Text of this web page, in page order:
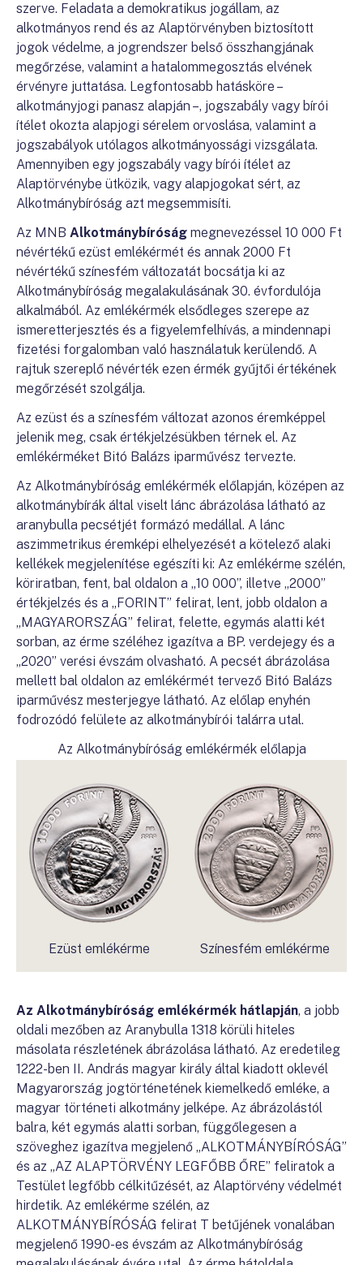
szerve. Feladata a demokratikus jogállam, az
alkotmányos rend és az Alaptörvényben biztosított
jogok védelme, a jogrendszer belső összhangjának
megőrzése, valamint a hatalommegosztás elvének
érvényre juttatása. Legfontosabb hatásköre –
alkotmányjogi panasz alapján –, jogszabály vagy bírói
ítélet okozta alapjogi sérelem orvoslása, valamint a
jogszabályok utólagos alkotmányossági vizsgálata.
Amennyiben egy jogszabály vagy bírói ítélet az
Alaptörvénybe ütközik, vagy alapjogokat sért, az
Alkotmánybíróság azt megsemmisíti.
Az MNB Alkotmánybíróság megnevezéssel 10 000 Ft
névértékű ezüst emlékérmét és annak 2000 Ft
névértékű színesfém változatát bocsátja ki az
Alkotmánybíróság megalakulásának 30. évfordulója
alkalmából. Az emlékérmék elsődleges szerepe az
ismeretterjesztés és a figyelemfelhívás, a mindennapi
fizetési forgalomban való használatuk kerülendő. A
rajtuk szereplő névérték ezen érmék gyűjtői értékének
megőrzését szolgálja.
Az ezüst és a színesfém változat azonos éremképpel
jelenik meg, csak értékjelzésükben térnek el. Az
emlékérméket Bitó Balázs iparművész tervezte.
Az Alkotmánybíróság emlékérmék előlapján, középen az
alkotmánybírák által viselt lánc ábrázolása látható az
aranybulla pecsétjét formázó medállal. A lánc
aszimmetrikus éremképi elhelyezését a kötelező alaki
kellékek megjelenítése egészíti ki: Az emlékérme szélén,
köriratban, fent, bal oldalon a „10 000”, illetve „2000”
értékjelzés és a „FORINT” felirat, lent, jobb oldalon a
„MAGYARORSZÁG” felirat, felette, egymás alatti két
sorban, az érme széléhez igazítva a BP. verdejegy és a
„2020” verési évszám olvasható. A pecsét ábrázolása
mellett bal oldalon az emlékérmét tervező Bitó Balázs
iparművész mesterjegye látható. Az előlap enyhén
fodrozódó felülete az alkotmánybírói talárra utal.
Az Alkotmánybíróság emlékérmék előlapja
Ezüst emlékérme Színesfém emlékérme
Az Alkotmánybíróság emlékérmék hátlapján, a jobb
oldali mezőben az Aranybulla 1318 körüli hiteles
másolata részletének ábrázolása látható. Az eredetileg
1222-ben II. András magyar király által kiadott oklevél
Magyarország jogtörténetének kiemelkedő emléke, a
magyar történeti alkotmány jelképe. Az ábrázolástól
balra, két egymás alatti sorban, függőlegesen a
szöveghez igazítva megjelenő „ALKOTMÁNYBÍRÓSÁG”
és az „AZ ALAPTÖRVÉNY LEGFŐBB ŐRE” feliratok a
Testület legfőbb célkitűzését, az Alaptörvény védelmét
hirdetik. Az emlékérme szélén, az
ALKOTMÁNYBÍRÓSÁG felirat T betűjének vonalában
megjelenő 1990-es évszám az Alkotmánybíróság